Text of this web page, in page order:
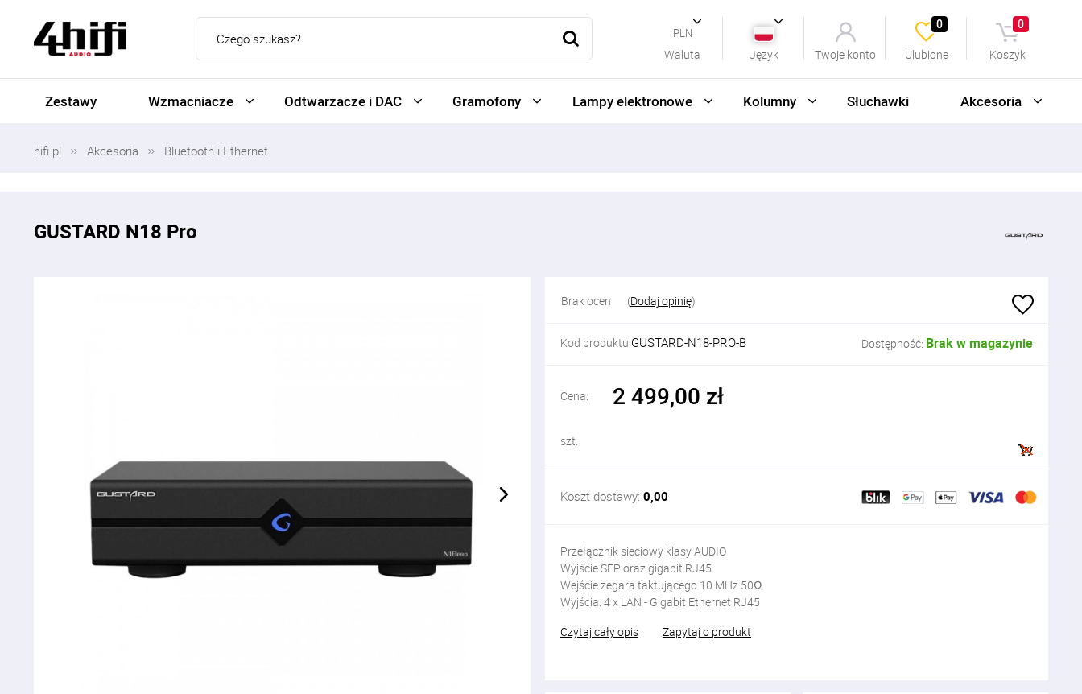
Waluta
PLN
Język Twoje konto Ulubione
0
Koszyk
0
Zestawy Wzmacniacze Odtwarzacze i DAC Gramofony Lampy elektronowe Kolumny Słuchawki Akcesoria
hifi.pl Akcesoria Bluetooth i Ethernet
GUSTARD N18 Pro
Brak ocen (Dodaj opinię)
Kod produktu GUSTARD-N18-PRO-B Dostępność: Brak w magazynie
Cena: 2 499,00 zł
szt.
Koszt dostawy: 0,00
Przełącznik sieciowy klasy AUDIO
Wyjście SFP oraz gigabit RJ45
Wejście zegara taktującego 10 MHz 50Ω
Wyjścia: 4 x LAN - Gigabit Ethernet RJ45
Czytaj cały opis
Zapytaj o produkt